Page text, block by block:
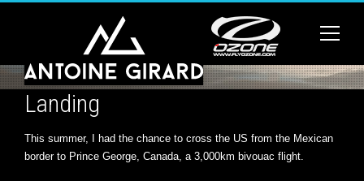
Landing
This summer, I had the chance to cross the US from the Mexican
border to Prince George, Canada, a 3,000km bivouac flight.